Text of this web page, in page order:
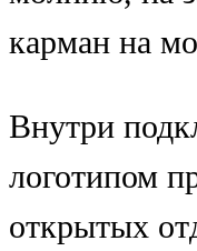
карман на
Внутри
логотипом
открытых